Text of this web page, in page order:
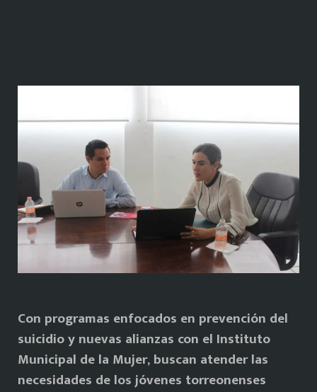
Con programas enfocados en prevención del
suicidio y nuevas alianzas con el Instituto
Municipal de la Mujer, buscan atender las
necesidades de los jóvenes torreonenses